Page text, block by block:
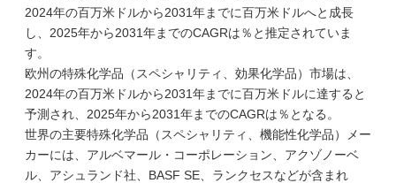
2024年の百万米ドルから2031年までに百万米ドルへと成長
し、2025年から2031年までのCAGRは％と推定されていま
す。
欧州の特殊化学品（スペシャリティ、効果化学品）市場は、
2024年の百万米ドルから2031年までに百万米ドルに達すると
予測され、2025年から2031年までのCAGRは％となる。
世界の主要特殊化学品（スペシャリティ、機能性化学品）メー
カーには、アルベマール・コーポレーション、アクゾノーベ
ル、アシュランド社、BASF SE、ランクセスなどが含まれ